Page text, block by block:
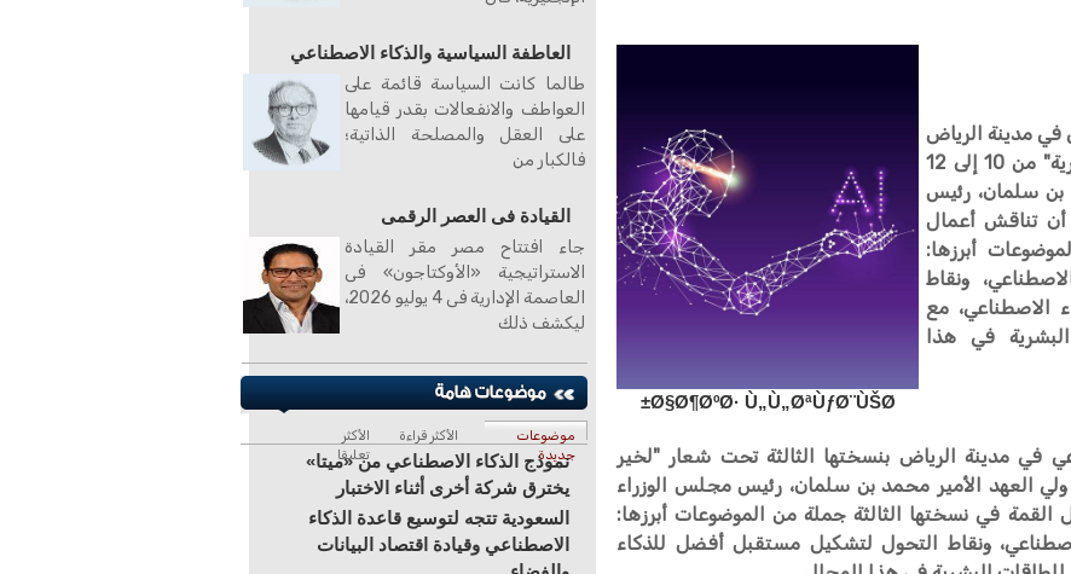
في مدينة الرياض
بنسختها الثالثة تحت شعار "لخير البشرية" من 10 إلى 12
بن سلمان، رئيس
أن تناقش أعمال
أبرزها:
ونقاط
الاصطناعي، مع
في هذا
Ø§Ø¶ØºØ· Ù„Ù„ØªÙƒØ¨ÙŠØ±
في مدينة الرياض بنسختها الثالثة تحت شعار "لخير
سبتمبر، برعاية ولي العهد الأمير محمد بن سلمان، رئيس مجلس الوزراء
في نسختها الثالثة جملة من الموضوعات أبرزها:
ونقاط التحول لتشكيل مستقبل أفضل للذكاء
العاطفة السياسية والذكاء الاصطناعي
طالما كانت السياسة قائمة على
العواطف والانفعالات بقدر قيامها
على العقل والمصلحة الذاتية؛
فالكبار من
القيادة فى العصر الرقمى
جاء افتتاح مصر مقر القيادة
الاستراتيجية «الأوكتاجون» فى
العاصمة الإدارية فى 4 يوليو 2026،
ليكشف ذلك
موضوعات
جديدة
الأكثر قراءة
الأكثر
تعليقا
نموذج الذكاء الاصطناعي من «ميتا»
يخترق شركة أخرى أثناء الاختبار
السعودية تتجه لتوسيع قاعدة الذكاء
الاصطناعي وقيادة اقتصاد البيانات